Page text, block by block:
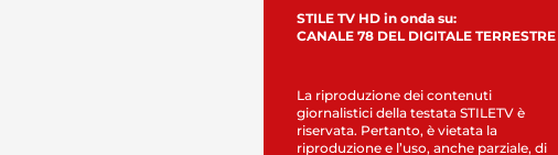
STILE TV HD in onda su:
CANALE 78 DEL DIGITALE TERRESTRE
La riproduzione dei contenuti
giornalistici della testata STILETV è
riservata. Pertanto, è vietata la
riproduzione e l’uso, anche parziale, di